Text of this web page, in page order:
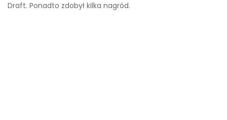
Draft. Ponadto zdobył kilka nagród.